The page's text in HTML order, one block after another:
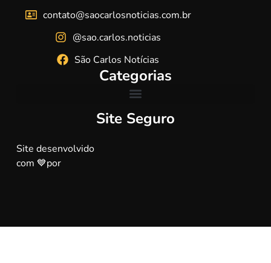
contato@saocarlosnoticias.com.br
@sao.carlos.noticias
São Carlos Notícias
Categorias
Site Seguro
Site desenvolvido
com 💙por